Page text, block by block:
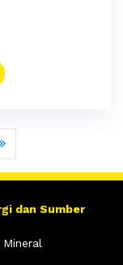
dan Sumber